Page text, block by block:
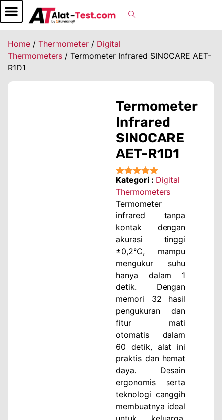
Home / Thermometer / Digital
Thermometers / Termometer Infrared SINOCARE AET-
R1D1
Termometer
Infrared
SINOCARE
AET-R1D1
★★★★★
Kategori : Digital
Thermometers
Termometer
infrared tanpa
kontak dengan
akurasi tinggi
±0,2°C, mampu
mengukur suhu
hanya dalam 1
detik. Dengan
memori 32 hasil
pengukuran dan
fitur mati
otomatis dalam
60 detik, alat ini
praktis dan hemat
daya. Desain
ergonomis serta
teknologi canggih
membuatnya ideal
untuk keluarga,